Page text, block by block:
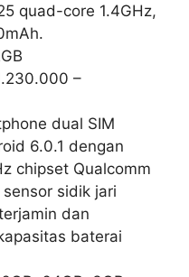
quad-core 1.4GHz,
–
dual SIM
6.0.1 dengan
chipset Qualcomm
sidik jari
dan
baterai